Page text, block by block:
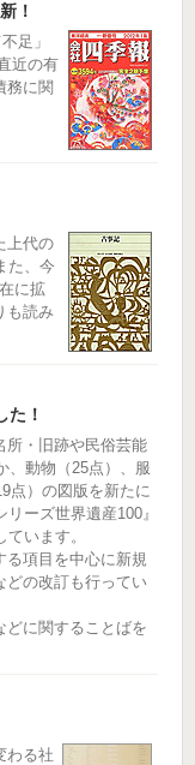
！
足」
近の有
務に関
上代の
た、今
に拡
も読み
た！
所・旧跡や民俗芸能
、動物（25点）、服
点）の図版を新たに
ーズ世界遺産100』
います。
る項目を中心に新規
どの改訂も行ってい
どに関することばを
わる社